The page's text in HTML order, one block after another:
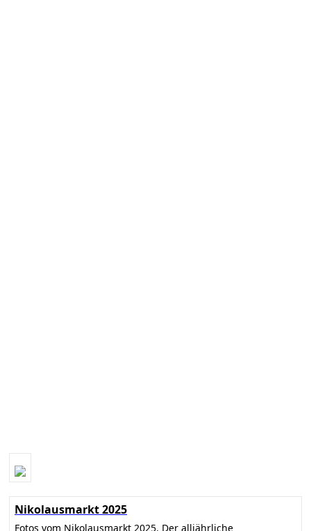
Nikolausmarkt 2025
Fotos vom Nikolausmarkt 2025. Der alljährliche